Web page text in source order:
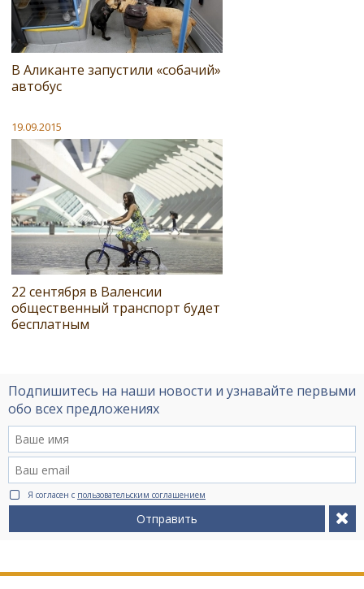
В Аликанте запустили «собачий»
автобус
19.09.2015
22 сентября в Валенсии
общественный транспорт будет
бесплатным
Подпишитесь на наши новости и узнавайте первыми
обо всех предложениях
Я согласен с пользовательским соглашением
Отправить